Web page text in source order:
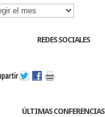
REDES SOCIALES
ÚLTIMAS CONFERENCIAS